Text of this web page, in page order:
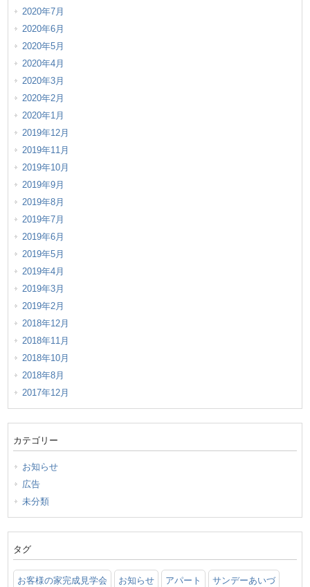
2020年7月
2020年6月
2020年5月
2020年4月
2020年3月
2020年2月
2020年1月
2019年12月
2019年11月
2019年10月
2019年9月
2019年8月
2019年7月
2019年6月
2019年5月
2019年4月
2019年3月
2019年2月
2018年12月
2018年11月
2018年10月
2018年8月
2017年12月
カテゴリー
お知らせ
広告
未分類
タグ
お客様の家完成見学会 お知らせ アパート サンデーあいづ